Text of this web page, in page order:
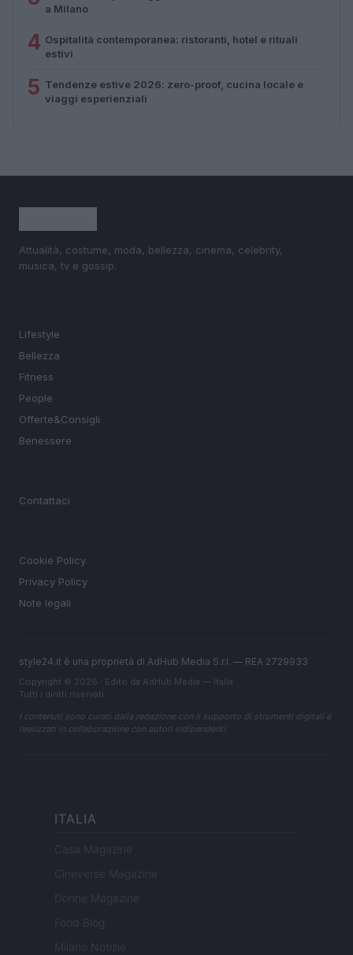
a Milano
4 Ospitalità contemporanea: ristoranti, hotel e rituali
estivi
5 Tendenze estive 2026: zero-proof, cucina locale e
viaggi esperienziali
Attualità, costume, moda, bellezza, cinema, celebrity,
musica, tv e gossip.
Lifestyle
Bellezza
Fitness
People
Offerte&Consigli
Benessere
Contattaci
Cookie Policy
Privacy Policy
Note legali
style24.it è una proprietà di AdHub Media S.r.l. — REA 2729933
Copyright © 2026 · Edito da AdHub Media — Italia
Tutti i diritti riservati
I contenuti sono curati dalla redazione con il supporto di strumenti digitali e
realizzati in collaborazione con autori indipendenti.
ITALIA
Casa Magazine
Cineverse Magazine
Donne Magazine
Food Blog
Milano Notizie